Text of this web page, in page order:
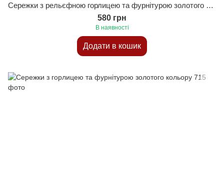
Сережки з рельєфною горлицею та фурнітурою золотого кольору
580 грн
В наявності
Додати в кошик